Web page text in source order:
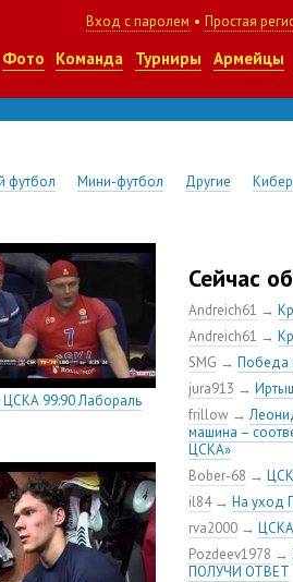
Вход с паролем • Простая
Фото Команда Турниры Армейцы
футбол Мини-футбол Другие
ЦСКА 99:90 Лабораль
Сейчас
Andreich61 →
Andreich61 →
SMG → Победа
jura913 →
frillow →
машина –
ЦСКА»
Bober-68 →
il84→ На уход
rva2000 →
Pozdeev1978 →
ПОЛУЧИ ОТВЕТ